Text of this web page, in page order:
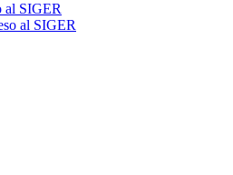
al SIGER
al SIGER